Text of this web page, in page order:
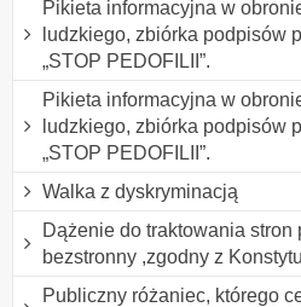
Pikieta informacyjna w
ludzkiego, zbiórka podpisów
„STOP PEDOFILII”.
Pikieta informacyjna w
ludzkiego, zbiórka podpisów
„STOP PEDOFILII”.
Walka z dyskryminacją
Dążenie do traktowania stron
bezstronny ,zgodny z
Publiczny różaniec, którego